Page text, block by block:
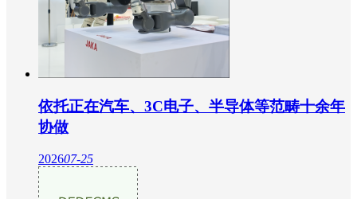
依托正在汽车、3C电子、半导体等范畴十余年
协做
202607-25